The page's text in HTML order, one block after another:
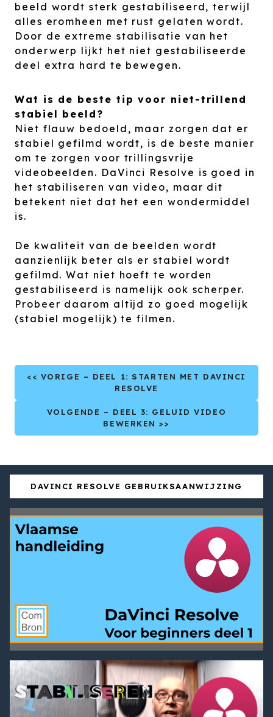
beeld wordt sterk gestabiliseerd, terwijl
alles eromheen met rust gelaten wordt.
Door de extreme stabilisatie van het
onderwerp lijkt het niet gestabiliseerde
deel extra hard te bewegen.
Wat is de beste tip voor niet-trillend
stabiel beeld?
Niet flauw bedoeld, maar zorgen dat er
stabiel gefilmd wordt, is de beste manier
om te zorgen voor trillingsvrije
videobeelden. DaVinci Resolve is goed in
het stabiliseren van video, maar dit
betekent niet dat het een wondermiddel
is.
De kwaliteit van de beelden wordt
aanzienlijk beter als er stabiel wordt
gefilmd. Wat niet hoeft te worden
gestabiliseerd is namelijk ook scherper.
Probeer daarom altijd zo goed mogelijk
(stabiel mogelijk) te filmen.
<< VORIGE – DEEL 1: STARTEN MET DAVINCI
RESOLVE
VOLGENDE – DEEL 3: GELUID VIDEO
BEWERKEN >>
DAVINCI RESOLVE GEBRUIKSAANWIJZING